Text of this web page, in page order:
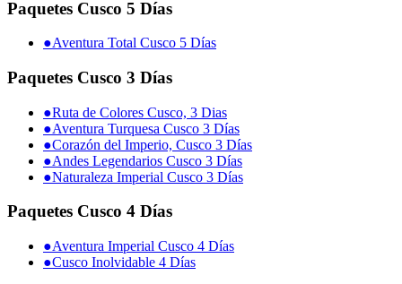
Paquetes Cusco 5 Días
●Aventura Total Cusco 5 Días
Paquetes Cusco 3 Días
●Ruta de Colores Cusco, 3 Dias
●Aventura Turquesa Cusco 3 Días
●Corazón del Imperio, Cusco 3 Días
●Andes Legendarios Cusco 3 Días
●Naturaleza Imperial Cusco 3 Días
Paquetes Cusco 4 Días
●Aventura Imperial Cusco 4 Días
●Cusco Inolvidable 4 Días